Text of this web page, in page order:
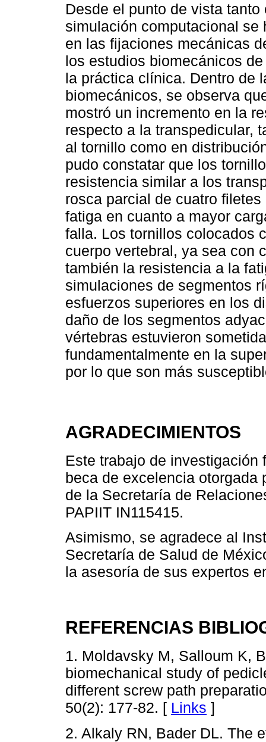
Desde el punto de vista
simulación computacional se
en las fijaciones mecánicas
los estudios biomecánicos
la práctica clínica. Dentro de
biomecánicos, se observa
mostró un incremento en la
respecto a la transpedicular,
al tornillo como en
pudo constatar que los
resistencia similar a los
rosca parcial de cuatro
fatiga en cuanto a mayor
falla. Los tornillos colocados
cuerpo vertebral, ya sea con
también la resistencia a la
simulaciones de segmentos
esfuerzos superiores en los
daño de los segmentos
vértebras estuvieron
fundamentalmente en la
por lo que son más
AGRADECIMIENTOS
Este trabajo de
beca de excelencia otorgada
de la Secretaría de
PAPIIT IN115415.
Asimismo, se agradece al
Secretaría de Salud de
la asesoría de sus expertos
REFERENCIAS
1. Moldavsky M, Salloum K,
biomechanical study of
different screw path
50(2): 177-82. [ Links ]
2. Alkaly RN, Bader DL. The